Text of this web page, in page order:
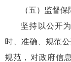
（五）监督
坚持以公开
时、准确、规范
规范，对政府信